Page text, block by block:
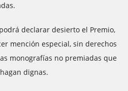
declarar desierto el Premio,
mención especial, sin derechos
monografías no premiadas que
dignas.